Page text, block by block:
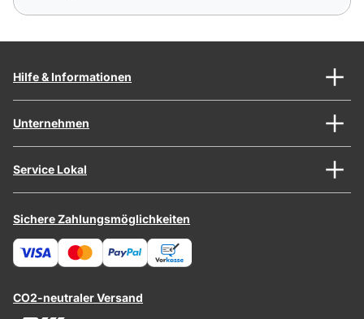
Hilfe & Informationen
Unternehmen
Service Lokal
Sichere Zahlungsmöglichkeiten
CO2-neutraler Versand